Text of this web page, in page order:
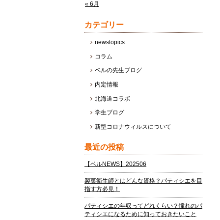
« 6月
カテゴリー
newstopics
コラム
ベルの先生ブログ
内定情報
北海道コラボ
学生ブログ
新型コロナウィルスについて
最近の投稿
【ベルNEWS】202506
製菓衛生師とはどんな資格？パティシエを目
指す方必見！
パティシエの年収ってどれくらい？憧れのパ
ティシエになるために知っておきたいこと